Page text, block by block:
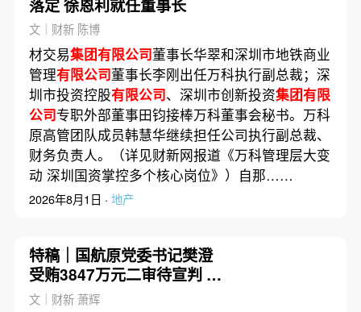
落定 徐恩利就任董事长
文｜财新 陈博
材交易集团有限公司董事长华翠和深圳市地铁商业
管理有限公司董事长李刚出任万科执行副总裁；深
圳市投资控股有限公司、深圳市创新投资集团有限
公司专职外部董事田钧接棒万科董事会秘书。万科
原高管团队成员韩慧华继续担任公司执行副总裁、
财务负责人。（详见财新网报道《万科管理层大变
动 深圳国资掌控多个核心岗位》）自那……
2026年8月1日 · 地产
特稿｜国航原党委书记樊澄
受贿3847万元二审待宣判 否
认大多数指控
文｜财新 萧辉